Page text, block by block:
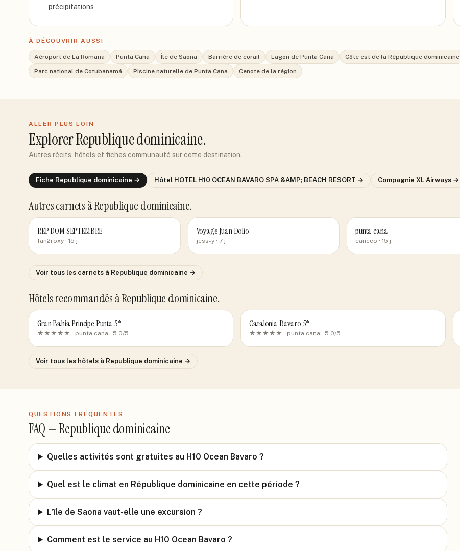
précipitations
À DÉCOUVRIR AUSSI
Aéroport de La Romana Punta Cana Île de Saona Barrière de corail Lagon de Punta Cana Côte est de la République dominicaine
Parc national de Cotubanamá
Piscine naturelle de Punta Cana Cenote de la région
ALLER PLUS LOIN
ExplorerRepublique dominicaine.
Autres récits, hôtels et fiches communauté sur cette destination.
Fiche Republique dominicaine → Hôtel HOTEL H10 OCEAN BAVARO SPA &AMP; BEACH RESORT → Compagnie XL Airways →
Autres carnets à Republique dominicaine.
REP DOM SEPTEMBRE
fan2roxy · 15 j
Voyage Juan Dolio
jess-y· 7 j
punta cana
canceo · 15 j
Voir tous les carnets à Republique dominicaine →
Hôtels recommandés à Republique dominicaine.
Gran Bahia Principe Punta 5*
★★★★★ · punta cana · 5.0/5
Catalonia Bavaro 5*
★★★★★ · punta cana · 5.0/5
Voir tous les hôtels à Republique dominicaine →
QUESTIONS FRÉQUENTES
FAQ —Republique dominicaine
Quelles activités sont gratuites au H10 Ocean Bavaro ?
Quel est le climat en République dominicaine en cette période ?
L'île de Saona vaut-elle une excursion ?
Comment est le service au H10 Ocean Bavaro ?